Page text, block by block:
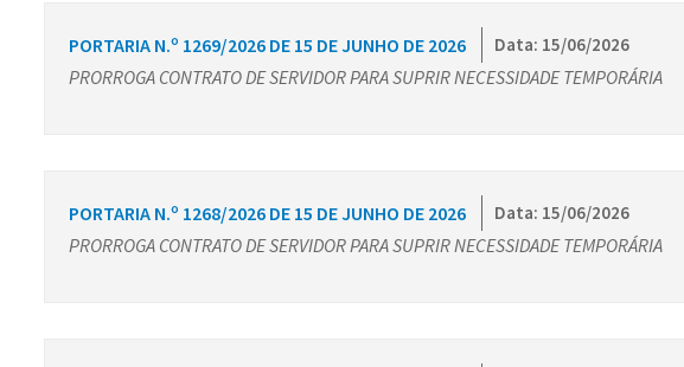
PORTARIA N.º 1269/2026 DE 15 DE JUNHO DE 2026 Data: 15/06/2026
PRORROGA CONTRATO DE SERVIDOR PARA SUPRIR NECESSIDADE TEMPORÁRIA
PORTARIA N.º 1268/2026 DE 15 DE JUNHO DE 2026 Data: 15/06/2026
PRORROGA CONTRATO DE SERVIDOR PARA SUPRIR NECESSIDADE TEMPORÁRIA